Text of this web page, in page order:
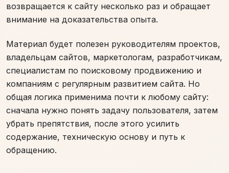
возвращается к сайту несколько раз и обращает
внимание на доказательства опыта.
Материал будет полезен руководителям проектов,
владельцам сайтов, маркетологам, разработчикам,
специалистам по поисковому продвижению и
компаниям с регулярным развитием сайта. Но
общая логика применима почти к любому сайту:
сначала нужно понять задачу пользователя, затем
убрать препятствия, после этого усилить
содержание, техническую основу и путь к
обращению.